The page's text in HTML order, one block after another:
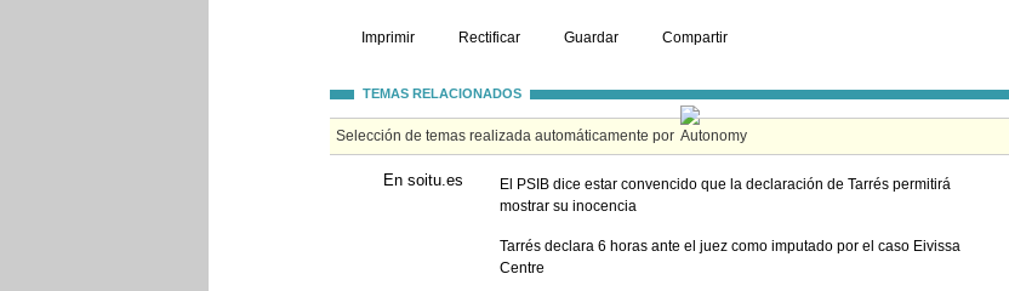
Imprimir Rectificar Guardar Compartir
TEMAS RELACIONADOS
Selección de temas realizada automáticamente por
En soitu.es
El PSIB dice estar convencido que la declaración de Tarrés permitirá
mostrar su inocencia
Tarrés declara 6 horas ante el juez como imputado por el caso Eivissa
Centre